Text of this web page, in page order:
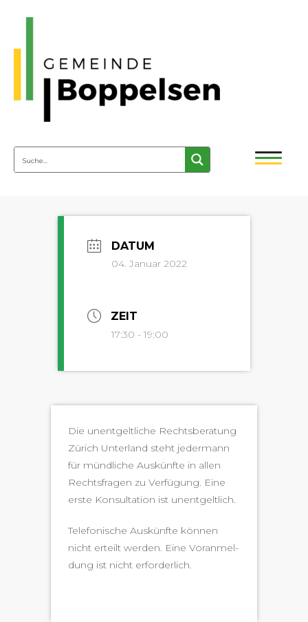
04. Januar 2022
ZEIT
17:30 - 19:00
Die unent­geltliche Rechts­ber­atung
Zürich Unter­land ste­ht jed­er­mann
für mündliche Auskün­fte in allen
Rechts­fra­gen zu Ver­fü­gung. Eine
erste Kon­sul­ta­tion ist unentgeltlich.
Tele­fonis­che Auskün­fte kön­nen
nicht erteilt wer­den. Eine Voran­mel­
dung ist nicht erforderlich.